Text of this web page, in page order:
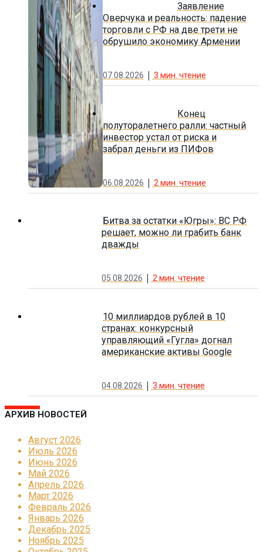
Заявление
Оверчука и реальность: падение
торговли с РФ на две трети не
обрушило экономику Армении
07.08.2026 3 мин. чтение
Конец
полуторалетнего ралли: частный
инвестор устал от риска и
забрал деньги из ПИФов
06.08.2026 2 мин. чтение
Битва за остатки «Югры»: ВС РФ
решает, можно ли грабить банк
дважды
05.08.2026 2мин. чтение
10 миллиардов рублей в 10
странах: конкурсный
управляющий «Гугла» догнал
американские активы Google
04.08.2026 3 мин. чтение
АРХИВ НОВОСТЕЙ
Август 2026
Июль 2026
Июнь 2026
Май 2026
Апрель 2026
Март 2026
Февраль 2026
Январь 2026
Декабрь 2025
Ноябрь 2025